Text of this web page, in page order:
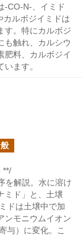
-CO-N-、イミド
カルボジイミドは
す。特にカルボジ
も触れ、カルシウ
肥料、カルボジイ
ます。
**/
を解説。水に溶け
ミド」と、土壌
ドは土壌中で加
ンモニウムイオン
与）に変化。こ